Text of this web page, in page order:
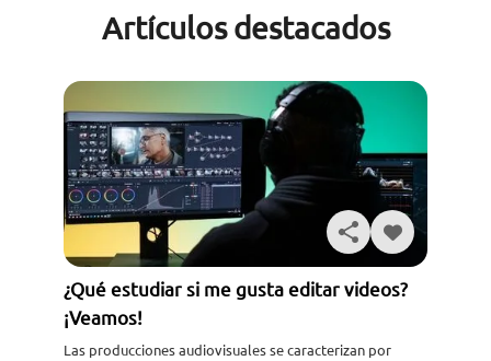
Artículos destacados
¿Qué estudiar si me gusta editar videos?
¡Veamos!
Las producciones audiovisuales se caracterizan por